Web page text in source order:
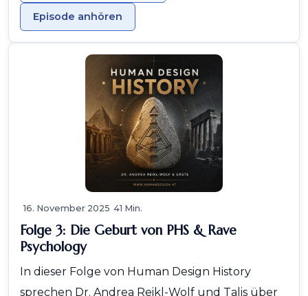
Episode anhören
16. November 2025 41 Min.
Folge 3: Die Geburt von PHS & Rave
Psychology
In dieser Folge von Human Design History
sprechen Dr. Andrea Reikl-Wolf und Talis über